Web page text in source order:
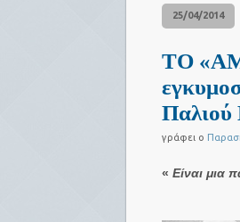
25/04/2014
ΤΟ
Παλιού
γράφει ο
« Είναι μια